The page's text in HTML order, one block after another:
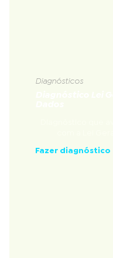
Diagnósticos
Fazer diagnóstico